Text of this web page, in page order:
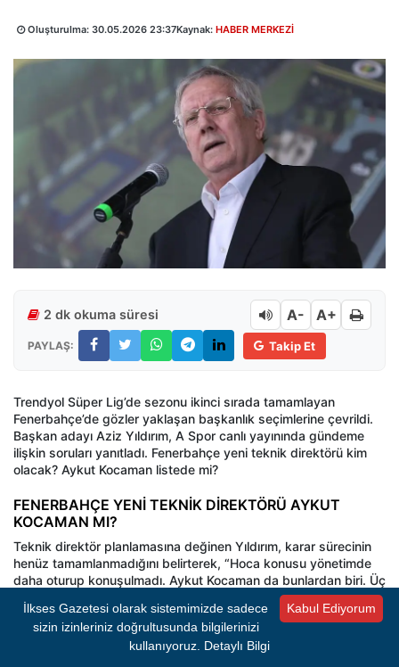
Oluşturulma: 30.05.2026 23:37Kaynak: HABER MERKEZİ
2 dk okuma süresi A- A+
PAYLAŞ: Takip Et
Trendyol Süper Lig’de sezonu ikinci sırada tamamlayan
Fenerbahçe’de gözler yaklaşan başkanlık seçimlerine çevrildi.
Başkan adayı Aziz Yıldırım, A Spor canlı yayınında gündeme
ilişkin soruları yanıtladı. Fenerbahçe yeni teknik direktörü kim
olacak? Aykut Kocaman listede mi?
FENERBAHÇE YENİ TEKNİK DİREKTÖRÜ AYKUT
KOCAMAN MI?
Teknik direktör planlamasına değinen Yıldırım, karar sürecinin
henüz tamamlanmadığını belirterek, “Hoca konusu yönetimde
daha oturup konuşulmadı. Aykut Kocaman da bunlardan biri. Üç
yabancı ile görüşmeler yapılıyor” ifadelerini kullandı. Aziz Yıldırı
şu ifadeleri kullandı;
"Hoca konusu yönetimde daha oturup konuşulmadı. Aykut
Kocaman da bunlardan biri. Üç yabancı ile görüşmeler yapılıyor.
Kabul Ediyorum
İlkses Gazetesi olarak sistemimizde sadece
sizin izinleriniz doğrultusunda bilgilerinizi
kullanıyoruz. Detaylı Bilgi